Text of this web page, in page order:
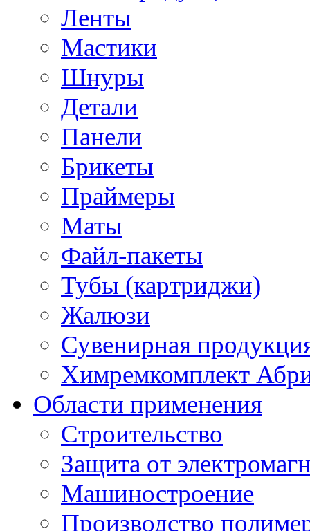
Ленты
Мастики
Шнуры
Детали
Панели
Брикеты
Праймеры
Маты
Файл-пакеты
Тубы (картриджи)
Жалюзи
Сувенирная
Химремкомплект
Области применения
Строительство
Защита от
Машиностроение
Производство